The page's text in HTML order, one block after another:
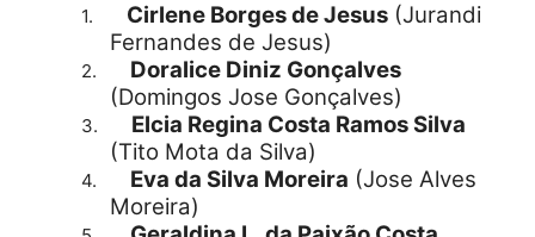
1. Cirlene Borges de Jesus (Jurandi
Fernandes de Jesus)
2.
Doralice Diniz Gonçalves
(Domingos Jose Gonçalves)
3.
Elcia Regina Costa Ramos Silva
(Tito Mota da Silva)
4. Eva da Silva Moreira (Jose Alves
Moreira)